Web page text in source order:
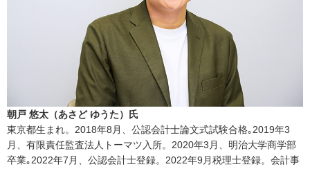
朝戸 悠太（あさど ゆうた）氏
東京都生まれ。2018年8月、公認会計士論文式試験合格｡2019年3
月、有限責任監査法人トーマツ入所。2020年3月、明治大学商学部
卒業｡2022年7月、公認会計士登録。2022年9月税理士登録。会計事